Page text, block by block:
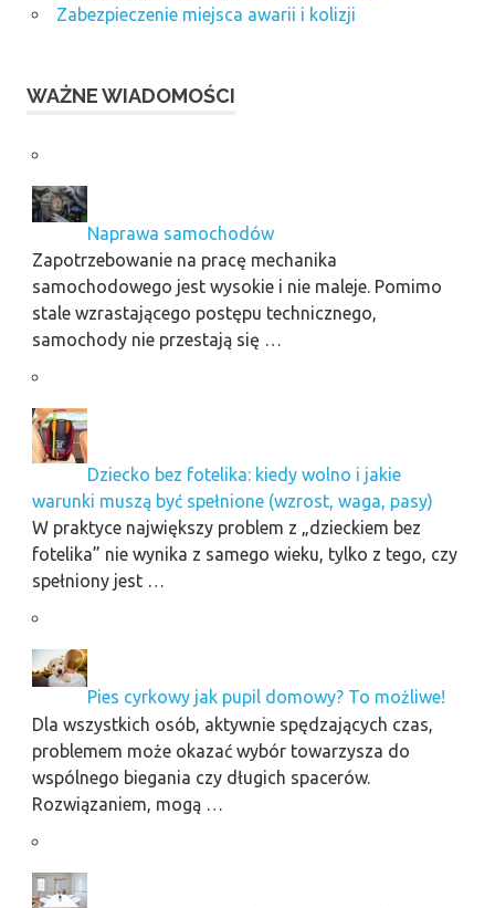
Zabezpieczenie miejsca awarii i kolizji
WAŻNE WIADOMOŚCI
Naprawa samochodów
Zapotrzebowanie na pracę mechanika
samochodowego jest wysokie i nie maleje. Pomimo
stale wzrastającego postępu technicznego,
samochody nie przestają się …
Dziecko bez fotelika: kiedy wolno i jakie
warunki muszą być spełnione (wzrost, waga, pasy)
W praktyce największy problem z „dzieckiem bez
fotelika” nie wynika z samego wieku, tylko z tego, czy
spełniony jest …
Pies cyrkowy jak pupil domowy? To możliwe!
Dla wszystkich osób, aktywnie spędzających czas,
problemem może okazać wybór towarzysza do
wspólnego biegania czy długich spacerów.
Rozwiązaniem, mogą …